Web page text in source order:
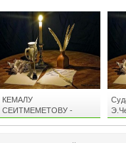
КЕМАЛУ
СЕИТМЕМЕТОВУ -
Эдуард Чегляков